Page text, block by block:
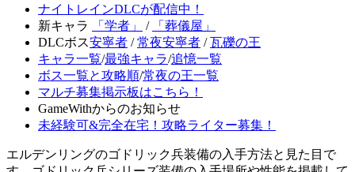
ナイトレインDLCが配信中！
新キャラ
「学者」 /
「葬儀屋」
DLCボス安寧者 /常夜安寧者 /瓦礫の王
キャラ一覧/最強キャラ/追憶一覧
ボス一覧と攻略順/常夜の王一覧
マルチ募集掲示板はこちら！
GameWithからのお知らせ
未経験可&完全在宅！攻略ライター募集！
エルデンリングのゴドリック兵装備の入手方法と見た目で